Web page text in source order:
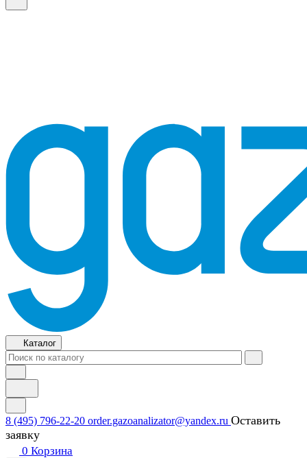
Каталог
8 (495) 796-22-20 order.gazoanalizator@yandex.ru Оставить
заявку
0 Корзина